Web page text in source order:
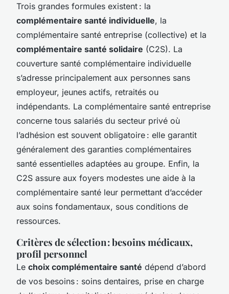
Trois grandes formules existent : la
complémentaire santé individuelle, la
complémentaire santé entreprise (collective) et la
complémentaire santé solidaire (C2S). La
couverture santé complémentaire individuelle
s’adresse principalement aux personnes sans
employeur, jeunes actifs, retraités ou
indépendants. La complémentaire santé entreprise
concerne tous salariés du secteur privé où
l’adhésion est souvent obligatoire : elle garantit
généralement des garanties complémentaires
santé essentielles adaptées au groupe. Enfin, la
C2S assure aux foyers modestes une aide à la
complémentaire santé leur permettant d’accéder
aux soins fondamentaux, sous conditions de
ressources.
Critères de sélection : besoins médicaux,
profil personnel
Le choix complémentaire santé dépend d’abord
de vos besoins : soins dentaires, prise en charge